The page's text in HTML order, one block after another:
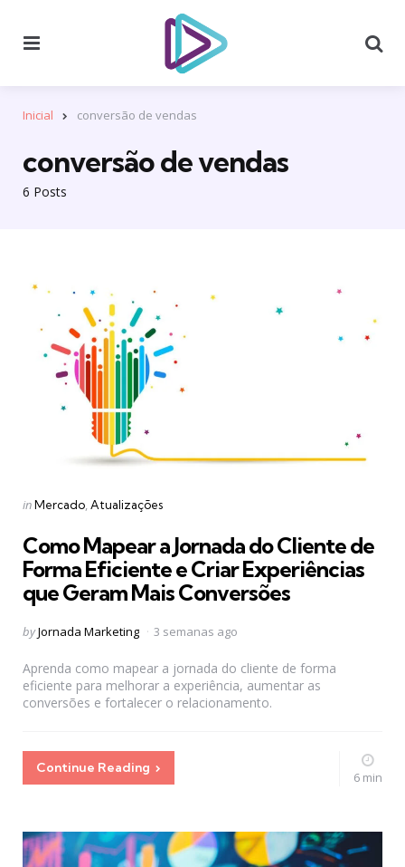
Inicial conversão de vendas
6 Posts
conversão de vendas
Categories
Posted
inMercado Atualizações
Como Mapear a Jornada do Cliente de
Forma Eficiente e Criar Experiências
que Geram Mais Conversões
Posted
byJornada Marketing 3 semanas ago
Aprenda como mapear a jornada do cliente de forma
eficiente para melhorar a experiência, aumentar as
conversões e fortalecer o relacionamento.
Continue Reading
6 min